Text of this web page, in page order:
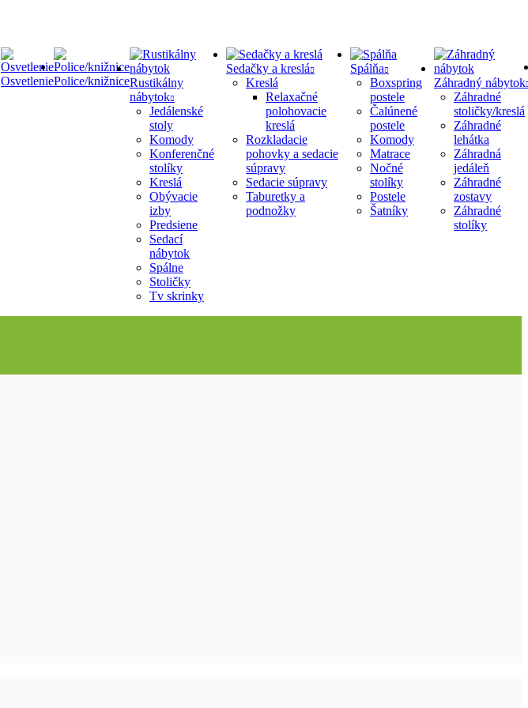
OsvetleniePolice/knižniceRustikálny
nábytok
Jedálenské
stoly
Komody
Konferenčné
stolíky
Kreslá
Obývacie
izby
Predsiene
Sedací
nábytok
Spálne
Stoličky
Tv skrinky
Sedačky a kreslá
Kreslá
Relaxačné
polohovacie
kreslá
Rozkladacie
pohovky a sedacie
súpravy
Sedacie súpravy
Taburetky a
podnožky
Spálňa
Boxspring
postele
Čalúnené
postele
Komody
Matrace
Nočné
stolíky
Postele
Šatníky
Záhradný nábytok
Záhradné
stoličky/kreslá
Záhradné
lehátka
Záhradná
jedáleň
Záhradné
zostavy
Záhradné
stolíky